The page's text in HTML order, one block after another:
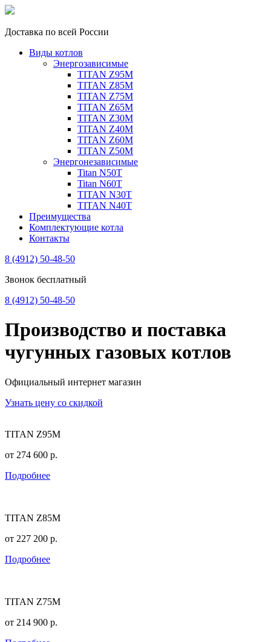
Доставка по всей России
Виды котлов
Энергозависимые
TITAN Z95M
TITAN Z85M
TITAN Z75M
TITAN Z65M
TITAN Z30M
TITAN Z40M
TITAN Z60M
TITAN Z50M
Энергонезависимые
Titan N50T
Titan N60T
TITAN N30T
TITAN N40T
Преимущества
Комплектующие котла
Контакты
8 (4912) 50-48-50
Звонок бесплатный
8 (4912) 50-48-50
Производство и поставка
чугунных газовых котлов
Официальный интернет магазин
Узнать цену со скидкой
TITAN Z95M
от 274 600 р.
Подробнее
TITAN Z85M
от 227 200 р.
Подробнее
TITAN Z75M
от 214 900 р.